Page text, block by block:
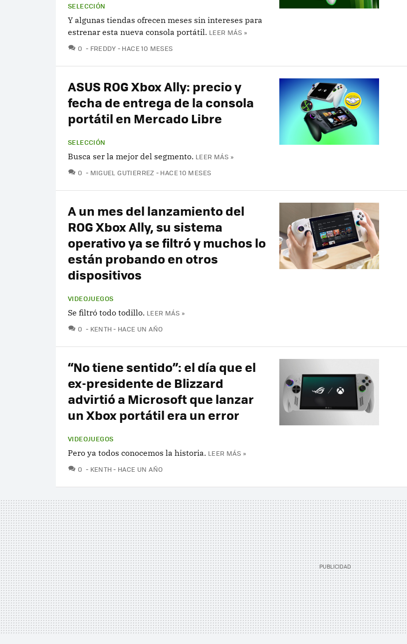
SELECCIÓN
Y algunas tiendas ofrecen meses sin intereses para
estrenar esta nueva consola portátil. LEER MÁS »
0 COMENTARIOS
FREDDY HACE 10 MESES
ASUS ROG Xbox Ally: precio y
fecha de entrega de la consola
portátil en Mercado Libre
SELECCIÓN
Busca ser la mejor del segmento. LEER MÁS »
0 COMENTARIOS
MIGUEL GUTIERREZ HACE 10 MESES
A un mes del lanzamiento del
ROG Xbox Ally, su sistema
operativo ya se filtró y muchos lo
están probando en otros
dispositivos
VIDEOJUEGOS
Se filtró todo todillo. LEER MÁS »
0 COMENTARIOS
KENTH HACE UN AÑO
“No tiene sentido”: el día que el
ex-presidente de Blizzard
advirtió a Microsoft que lanzar
un Xbox portátil era un error
VIDEOJUEGOS
Pero ya todos conocemos la historia. LEER MÁS »
0 COMENTARIOS
KENTH HACE UN AÑO